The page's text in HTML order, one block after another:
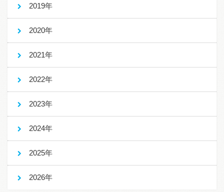
2019年
2020年
2021年
2022年
2023年
2024年
2025年
2026年